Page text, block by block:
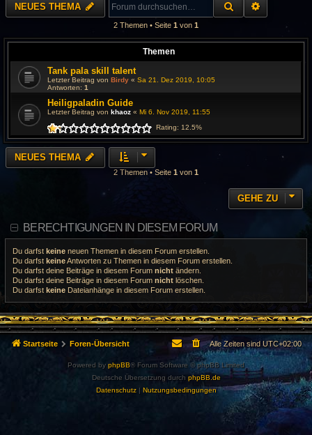
NEUES THEMA SUCHE
2 Themen • Seite 1 von 1
Themen
Tank pala skill talent
Letzter Beitrag von Birdy « Sa 21. Dez 2019, 10:05
Antworten: 1
Heiligpaladin Guide
Letzter Beitrag von khaoz « Mi 6. Nov 2019, 11:55
Rating: 12.5%
NEUES THEMA
2 Themen • Seite 1 von 1
GEHE ZU
BERECHTIGUNGEN IN DIESEM FORUM
Du darfst keine neuen Themen in diesem Forum erstellen.
Du darfst keineAntworten zu Themen in diesem Forum erstellen.
Du darfst deine Beiträge in diesem Forum nicht ändern.
Du darfst deine Beiträge in diesem Forum nicht löschen.
Du darfst keine Dateianhänge in diesem Forum erstellen.
Startseite Foren-Übersicht Alle Zeiten sindUTC+02:00
Powered by phpBB® Forum Software © phpBB Limited
Deutsche Übersetzung durch phpBB.de
Datenschutz| Nutzungsbedingungen